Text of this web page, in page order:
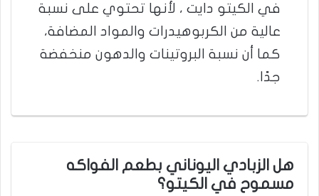
في الكيتو دايت ، لأنها تحتوي على نسبة
عالية من الكربوهيدرات والمواد المضافة،
كما أن نسبة البروتينات والدهون منخفضة
جدًا.
هل الزبادي اليوناني بطعم الفواكه
مسموح في الكيتو؟